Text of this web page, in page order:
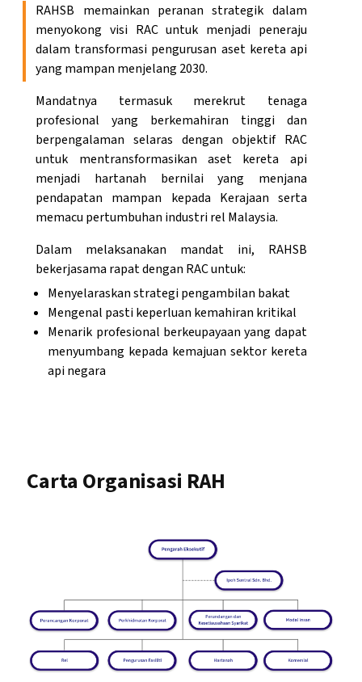
RAHSB memainkan peranan strategik dalam
menyokong visi RAC untuk menjadi peneraju
dalam transformasi pengurusan aset kereta api
yang mampan menjelang 2030.
Mandatnya termasuk merekrut tenaga
profesional yang berkemahiran tinggi dan
berpengalaman selaras dengan objektif RAC
untuk mentransformasikan aset kereta api
menjadi hartanah bernilai yang menjana
pendapatan mampan kepada Kerajaan serta
memacu pertumbuhan industri rel Malaysia.
Dalam melaksanakan mandat ini, RAHSB
bekerjasama rapat dengan RAC untuk:
Menyelaraskan strategi pengambilan bakat
Mengenal pasti keperluan kemahiran kritikal
Menarik profesional berkeupayaan yang dapat
menyumbang kepada kemajuan sektor kereta
api negara
Carta Organisasi RAH